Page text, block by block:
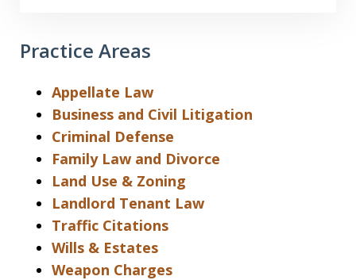
Practice Areas
Appellate Law
Business and Civil Litigation
Criminal Defense
Family Law and Divorce
Land Use & Zoning
Landlord Tenant Law
Traffic Citations
Wills & Estates
Weapon Charges